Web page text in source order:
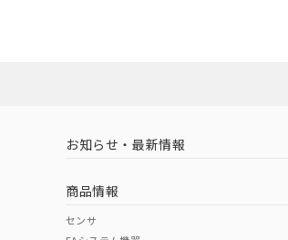
中国 RoHS 注意事項・凡例
中国 RoHS表
（イギリス
（ノルウェー
お知らせ・最新情報
商品情報
センサ